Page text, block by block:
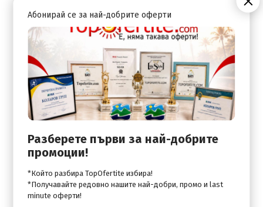
Pool Snack Bar
Swimming pool
Стаи:
Games / Play Room
Safe Deposit Box
В хотела:
24-Hour Reception / Front Desk
Bar
Абонирай се за най-добрите оферти
Разберете първи за най-добрите
промоции!
*Който разбира TopOfertite избира!
*Получавайте редовно нашите най-добри, промо и last
minute оферти!